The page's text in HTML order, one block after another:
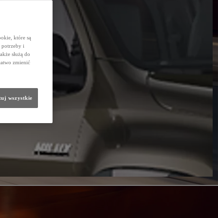
które są
potrzeby i
służą do
zmienić
wszystkie